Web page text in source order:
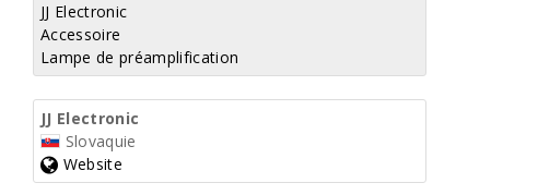
JJ Electronic
Accessoire
Lampe de préamplification
JJ Electronic
Slovaquie
Website